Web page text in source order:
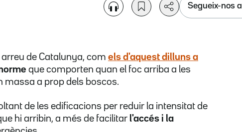
Segueix-nos a
de Catalunya, com els d'aquest dilluns a
que comporten quan el foc arriba a les
massa a prop dels boscos.
de les edificacions per reduir la intensitat de
hi arribin, a més de facilitar l'accés i la